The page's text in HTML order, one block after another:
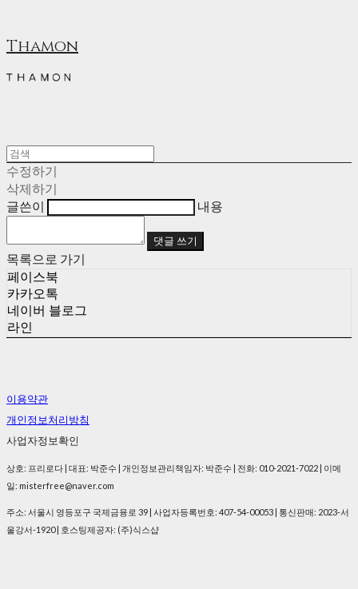
Thamon
수정하기
삭제하기
글쓴이
내용
댓글 쓰기
목록으로 가기
페이스북
카카오톡
네이버 블로그
라인
이용약관
개인정보처리방침
사업자정보확인
상호: 프리로다 | 대표: 박준수 | 개인정보관리책임자: 박준수 | 전화: 010-2021-7022 | 이메
일: misterfree@naver.com
주소: 서울시 영등포구 국제금융로 39 | 사업자등록번호: 407-54-00053 | 통신판매: 2023-서
울강서-1920| 호스팅제공자: (주)식스샵